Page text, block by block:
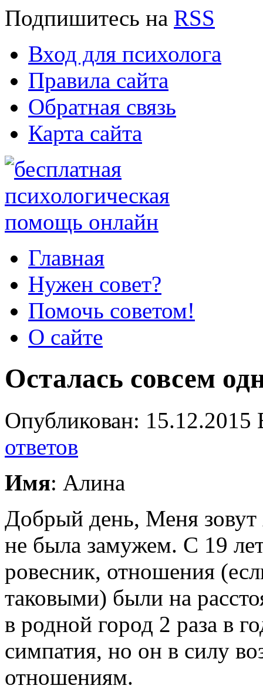
Подпишитесь на RSS
Вход для психолога
Правила сайта
Обратная связь
Карта сайта
Главная
Нужен совет?
Помочь советом!
О сайте
Осталась совсем
Опубликован:
ответов
Имя: Алина
Добрый день, Меня
не была замужем. С 19
ровесник, отношения
таковыми) были на
в родной город 2 раза в
симпатия, но он в силу
отношениям.